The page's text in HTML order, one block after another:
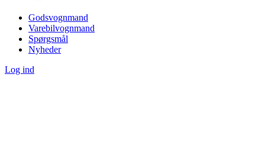
Godsvognmand
Varebilvognmand
Spørgsmål
Nyheder
Log ind